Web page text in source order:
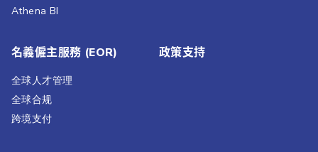
Athena BI
名義僱主服務 (EOR)
全球人才管理
全球合规
跨境支付
政策支持